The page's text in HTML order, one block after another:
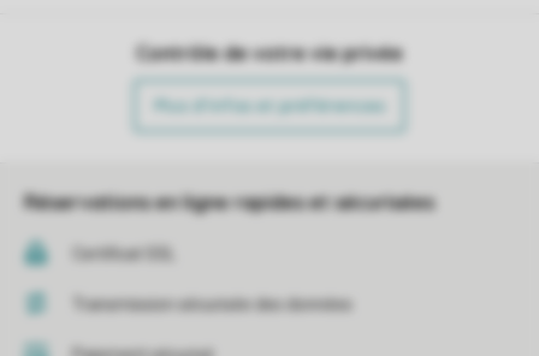
Contrôle de votre vie privée
Plus d’infos et préférences
Réservations en ligne rapides et sécurisées
Certificat SSL
Transmission sécurisée des données